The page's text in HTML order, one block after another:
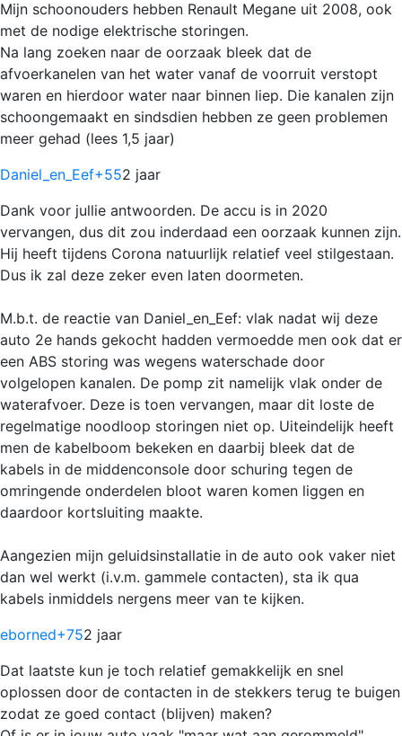
Mijn schoonouders hebben Renault Megane uit 2008, ook
met de nodige elektrische storingen.
Na lang zoeken naar de oorzaak bleek dat de
afvoerkanelen van het water vanaf de voorruit verstopt
waren en hierdoor water naar binnen liep. Die kanalen zijn
schoongemaakt en sindsdien hebben ze geen problemen
meer gehad (lees 1,5 jaar)
Daniel_en_Eef+552 jaar
Dank voor jullie antwoorden. De accu is in 2020
vervangen, dus dit zou inderdaad een oorzaak kunnen zijn.
Hij heeft tijdens Corona natuurlijk relatief veel stilgestaan.
Dus ik zal deze zeker even laten doormeten.
M.b.t. de reactie van Daniel_en_Eef: vlak nadat wij deze
auto 2e hands gekocht hadden vermoedde men ook dat er
een ABS storing was wegens waterschade door
volgelopen kanalen. De pomp zit namelijk vlak onder de
waterafvoer. Deze is toen vervangen, maar dit loste de
regelmatige noodloop storingen niet op. Uiteindelijk heeft
men de kabelboom bekeken en daarbij bleek dat de
kabels in de middenconsole door schuring tegen de
omringende onderdelen bloot waren komen liggen en
daardoor kortsluiting maakte.
Aangezien mijn geluidsinstallatie in de auto ook vaker niet
dan wel werkt (i.v.m. gammele contacten), sta ik qua
kabels inmiddels nergens meer van te kijken.
eborned+752 jaar
Dat laatste kun je toch relatief gemakkelijk en snel
oplossen door de contacten in de stekkers terug te buigen
zodat ze goed contact (blijven) maken?